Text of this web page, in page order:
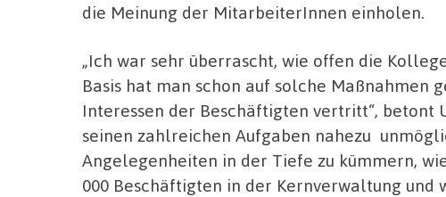
die Meinung der MitarbeiterInnen einholen.
„Ich war sehr überrascht, wie offen die
Basis hat man schon auf solche Maßnahmen
Interessen der Beschäftigten vertritt“, betont
seinen zahlreichen Aufgaben nahezu
Angelegenheiten in der Tiefe zu kümmern,
000 Beschäftigten in der Kernverwaltung